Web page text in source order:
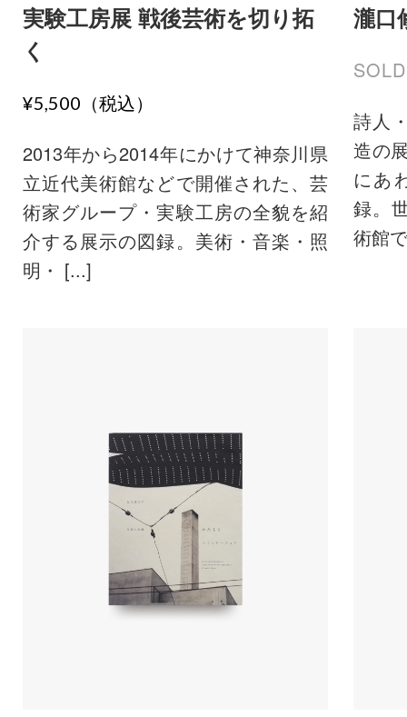
実験工房展 戦後芸術を切り拓
く
¥5,500（税込）
2013年から2014年にかけて神奈川県
立近代美術館などで開催された、芸
術家グループ・実験工房の全貌を紹
介する展示の図録。美術・音楽・照
明・ [...]
瀧口
詩人
造の
にあ
録。
術館